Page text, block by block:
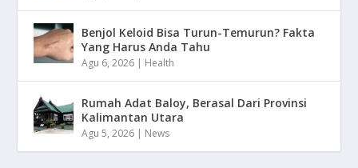
Benjol Keloid Bisa Turun-Temurun? Fakta
Yang Harus Anda Tahu
Agu 6, 2026 | Health
Rumah Adat Baloy, Berasal Dari Provinsi
Kalimantan Utara
Agu 5, 2026 | News